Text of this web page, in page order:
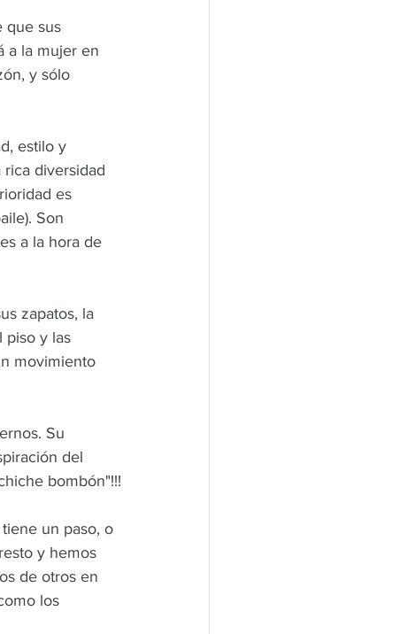
que sus
a la mujer en
y sólo
estilo y
diversidad
es
Son
a la hora de
zapatos, la
piso y las
movimiento
Su
del
bombón"!!!
un paso, o
y hemos
de otros en
los